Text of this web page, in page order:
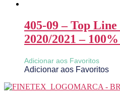
405-09 – Top
2020/2021 –
Adicionar aos Favoritos
Adicionar aos Favoritos